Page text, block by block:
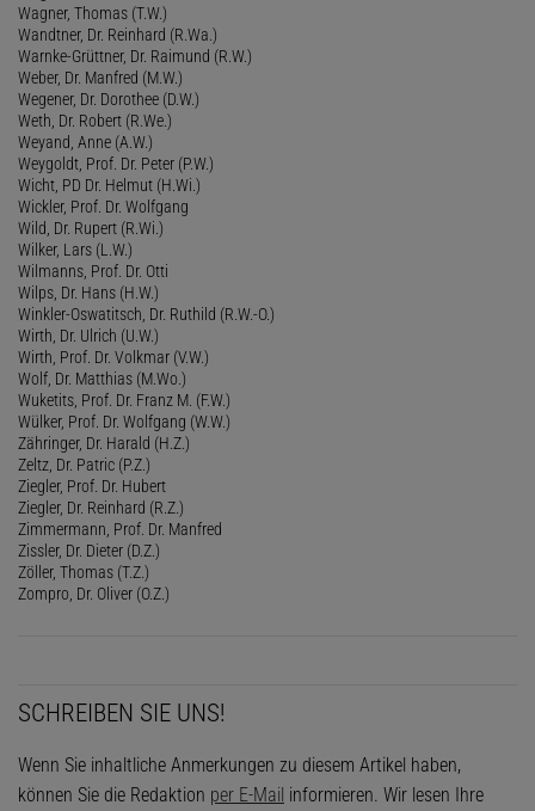
Wagner, Thomas (T.W.)
Wandtner, Dr. Reinhard (R.Wa.)
Warnke-Grüttner, Dr. Raimund (R.W.)
Weber, Dr. Manfred (M.W.)
Wegener, Dr. Dorothee (D.W.)
Weth, Dr. Robert (R.We.)
Weyand, Anne (A.W.)
Weygoldt, Prof. Dr. Peter (P.W.)
Wicht, PD Dr. Helmut (H.Wi.)
Wickler, Prof. Dr. Wolfgang
Wild, Dr. Rupert (R.Wi.)
Wilker, Lars (L.W.)
Wilmanns, Prof. Dr. Otti
Wilps, Dr. Hans (H.W.)
Winkler-Oswatitsch, Dr. Ruthild (R.W.-O.)
Wirth, Dr. Ulrich (U.W.)
Wirth, Prof. Dr. Volkmar (V.W.)
Wolf, Dr. Matthias (M.Wo.)
Wuketits, Prof. Dr. Franz M. (F.W.)
Wülker, Prof. Dr. Wolfgang (W.W.)
Zähringer, Dr. Harald (H.Z.)
Zeltz, Dr. Patric (P.Z.)
Ziegler, Prof. Dr. Hubert
Ziegler, Dr. Reinhard (R.Z.)
Zimmermann, Prof. Dr. Manfred
Zissler, Dr. Dieter (D.Z.)
Zöller, Thomas (T.Z.)
Zompro, Dr. Oliver (O.Z.)
SCHREIBEN SIE UNS!
Wenn Sie inhaltliche Anmerkungen zu diesem Artikel haben,
können Sie die Redaktion per E-Mail informieren. Wir lesen Ihre